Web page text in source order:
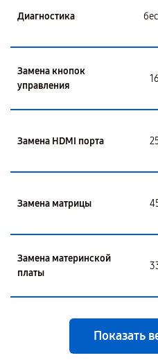
Диагностика
Замена кнопок
управления
Замена HDMI порта
Замена матрицы
Замена материнской
платы
Показать